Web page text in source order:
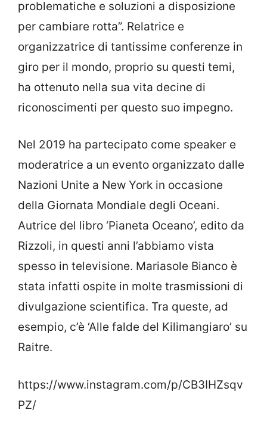
problematiche e soluzioni a disposizione
per cambiare rotta”. Relatrice e
organizzatrice di tantissime conferenze in
giro per il mondo, proprio su questi temi,
ha ottenuto nella sua vita decine di
riconoscimenti per questo suo impegno.
Nel 2019 ha partecipato come speaker e
moderatrice a un evento organizzato dalle
Nazioni Unite a New York in occasione
della Giornata Mondiale degli Oceani.
Autrice del libro ‘Pianeta Oceano’, edito da
Rizzoli, in questi anni l’abbiamo vista
spesso in televisione. Mariasole Bianco è
stata infatti ospite in molte trasmissioni di
divulgazione scientifica. Tra queste, ad
esempio, c’è ‘Alle falde del Kilimangiaro’ su
Raitre.
https://www.instagram.com/p/CB3IHZsqv
PZ/